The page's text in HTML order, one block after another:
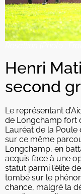
Henri
second
Le représentant
de Longchamp fort
Lauréat de la Poule
sur ce même
Longchamp, en
acquis face à une
statut parmi l’élite
tombé sur le
chance, malgré la